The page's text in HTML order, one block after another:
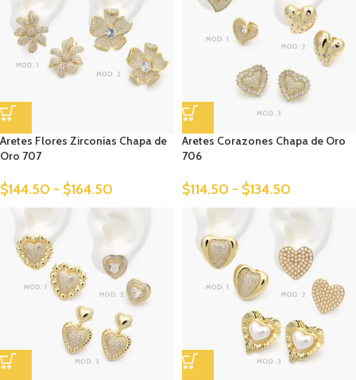
Aretes Flores Zirconias Chapa de
Oro 707
$144.50 - $164.50
Aretes Corazones Chapa de Oro
706
$114.50 - $134.50